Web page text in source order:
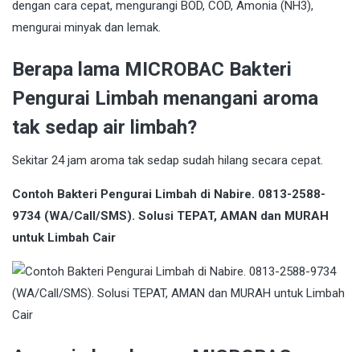
dengan cara cepat, mengurangi BOD, COD, Amonia (NH3),
mengurai minyak dan lemak.
Berapa lama MICROBAC Bakteri
Pengurai Limbah menangani aroma
tak sedap air limbah?
Sekitar 24 jam aroma tak sedap sudah hilang secara cepat.
Contoh Bakteri Pengurai Limbah di Nabire. 0813-2588-
9734 (WA/Call/SMS). Solusi TEPAT, AMAN dan MURAH
untuk Limbah Cair